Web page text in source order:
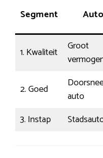
Segment Auto
1. Kwaliteit
Groot
2. Goed
auto
3. Instap